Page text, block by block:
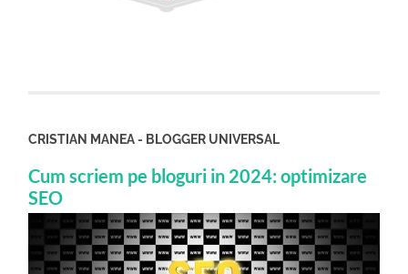
CRISTIAN MANEA - BLOGGER UNIVERSAL
Cum scriem pe bloguri in 2024: optimizare
SEO